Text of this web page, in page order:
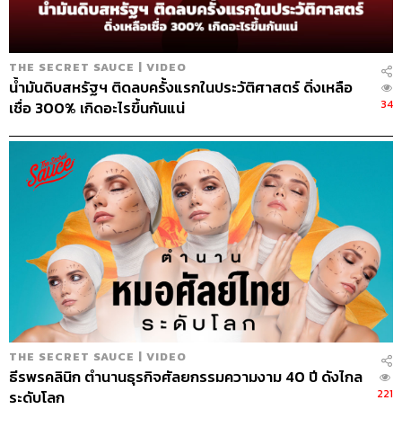
THE SECRET SAUCE | VIDEO
น้ำมันดิบสหรัฐฯ ติดลบครั้งแรกในประวัติศาสตร์ ดิ่งเหลือ
เชื่อ 300% เกิดอะไรขึ้นกันแน่
34
THE SECRET SAUCE | VIDEO
ธีรพรคลินิก ตำนานธุรกิจศัลยกรรมความงาม 40 ปี ดังไกล
ระดับโลก
221